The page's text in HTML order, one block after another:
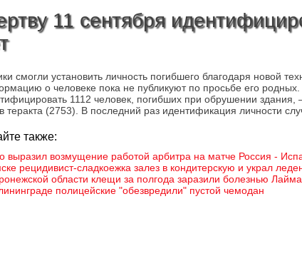
11 сентября
смогли установить личность погибшего благодаря новой
о человеке пока не публикуют по просьбе его
1112 человек, погибших при обрушении здания,
теракта (2753). В последний раз идентификация личности
также:
выразил возмущение работой арбитра на матче Россия -
рецидивист-сладкоежка залез в кондитерскую и украл
области клещи за полгода заразили болезнью
полицейские "обезвредили" пустой чемодан